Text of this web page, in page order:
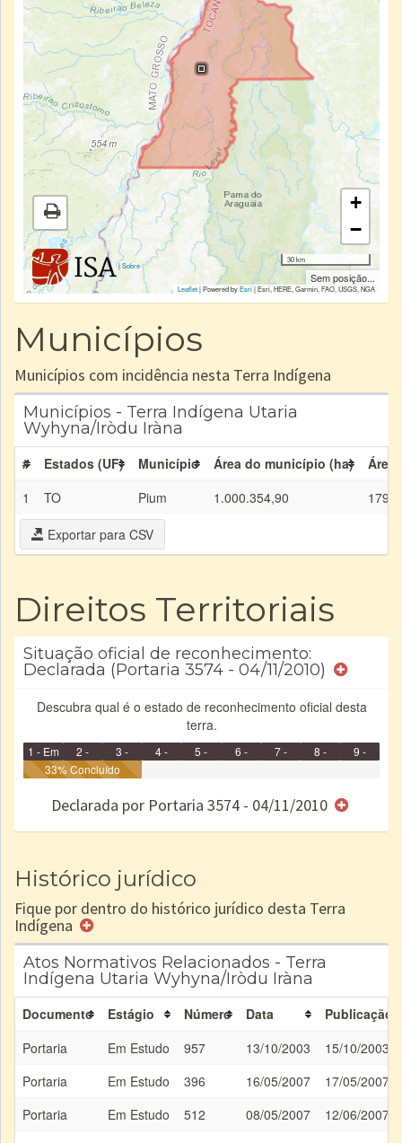
|Sobre
+
−
30 km
Sem posição...
Leaflet| Powered byEsri|Esri, HERE, Garmin, FAO, USGS, NGA
Municípios
Municípios com incidência nesta Terra Indígena
Municípios - Terra Indígena Utaria
Wyhyna/Iròdu Iràna
# Estados (UF) Município Área do município (ha)
Área
1
TO Pium 1.000.354,90
Exportar para CSV
Direitos Territoriais
Situação oficial de reconhecimento:
Declarada (Portaria 3574 - 04/11/2010)
Descubra qual é o estado de reconhecimento oficial desta
terra.
1 - Em
Identificação
2 -
Identificada
3 -
Declarada
4 -
5 -
6 -
e/ou
7 -
8 -
9 -
33% Concluído
Declarada por Portaria 3574 - 04/11/2010
Histórico jurídico
Fique por dentro do histórico jurídico desta Terra
Indígena
Atos Normativos Relacionados - Terra
Indígena Utaria Wyhyna/Iròdu Iràna
Documento Estágio Número Data
Publicação
Portaria
Em Estudo 957 13/10/2003
15/10/2003
Portaria
Em Estudo 396 16/05/2007
17/05/2007
Portaria
Em Estudo 512 08/05/2007
12/06/2007